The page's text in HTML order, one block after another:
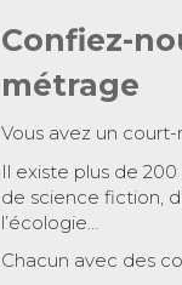
Confiez-
métrage
Vous avez un
Il existe plus de
de science fiction,
l’écologie…
Chacun avec des